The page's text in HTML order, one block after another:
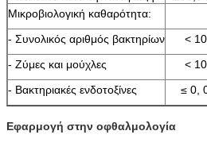
Μικροβιολογική καθαρότητα:
- Συνολικός αριθμός βακτηρίων
<
- Ζύμες και μούχλες
<
- Βακτηριακές ενδοτοξίνες
≤ 0,
Εφαρμογή στην οφθαλμολογία